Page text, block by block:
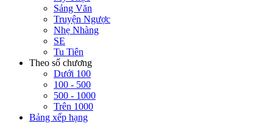
Sảng Văn
Truyện Ngược
Nhẹ Nhàng
SE
Tu Tiên
Theo số chương
Dưới 100
100 - 500
500 - 1000
Trên 1000
Bảng xếp hạng